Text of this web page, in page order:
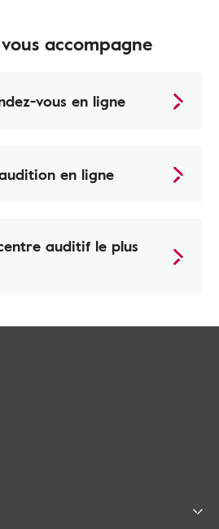
accompagne
vous en ligne
en ligne
auditif le plus